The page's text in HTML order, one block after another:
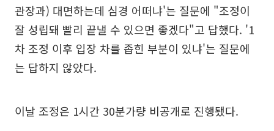
관장과) 대면하는데 심경 어떠냐'는 질문에 "조정이
잘 성립돼 빨리 끝낼 수 있으면 좋겠다"고 답했다. '1
차 조정 이후 입장 차를 좁힌 부분이 있냐'는 질문에
는 답하지 않았다.
이날 조정은 1시간 30분가량 비공개로 진행됐다.